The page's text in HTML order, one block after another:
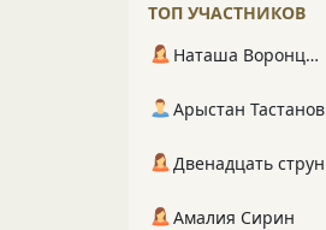
ТОП УЧАСТНИКОВ
Наташа Воронцова
Арыстан Тастанов
Двенадцать струн
Амалия Сирин